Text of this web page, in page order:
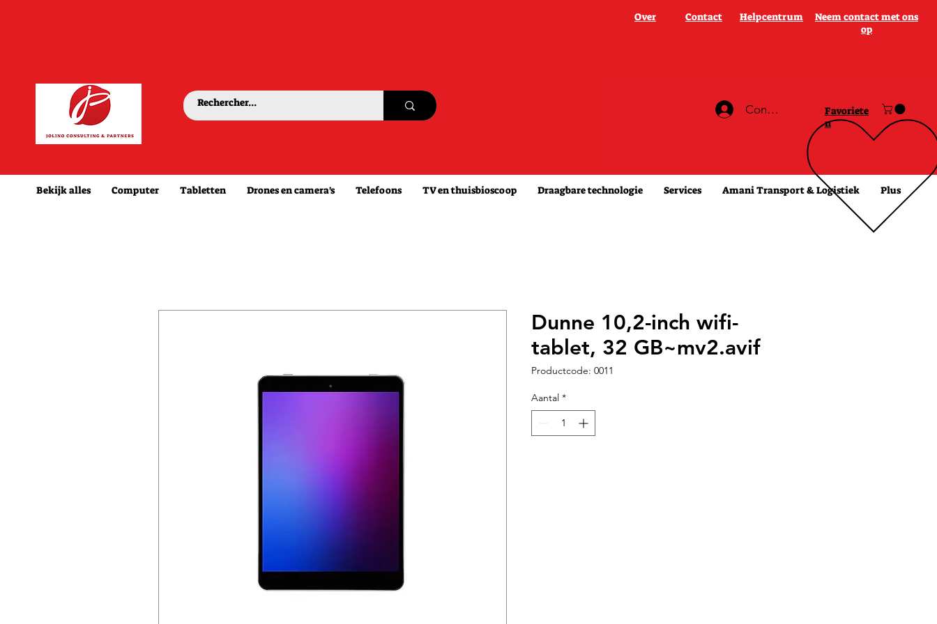
Over Contact Helpcentrum
Neem contact met ons
op
Connexion
Favoriete
n
Bekijk alles Computer Tabletten Drones en camera's Telefoons TV en thuisbioscoop Draagbare technologie Services Amani Transport & Logistiek Plus
Dunne 10,2-inch wifi-
tablet, 32 GB~mv2.avif
Productcode: 0011
Aantal *